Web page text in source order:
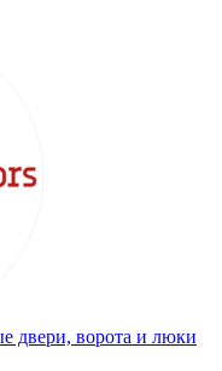
двери, ворота и люки